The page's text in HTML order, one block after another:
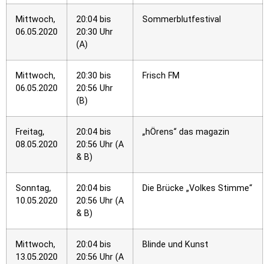
Mittwoch,
06.05.2020
20:04 bis
20:30 Uhr
(A)
Sommerblutfestival
Mittwoch,
06.05.2020
20:30 bis
20:56 Uhr
(B)
Frisch FM
Freitag,
08.05.2020
20:04 bis
20:56 Uhr (A
& B)
„hÖrens“ das magazin
Sonntag,
10.05.2020
20:04 bis
20:56 Uhr (A
& B)
Die Brücke „Volkes Stimme“
Mittwoch,
13.05.2020
20:04 bis
20:56 Uhr (A
Blinde und Kunst